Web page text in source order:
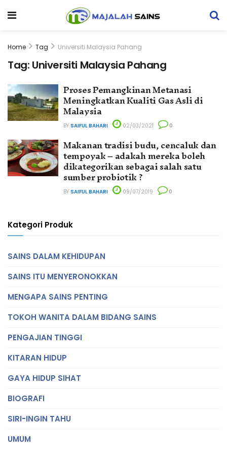
Home Tag Universiti Malaysia Pahang
Tag: Universiti Malaysia Pahang
Proses Pemangkinan Metanasi
Meningkatkan Kualiti Gas Asli di
Malaysia
BY SAIFUL BAHARI 02/03/2021 0
Makanan tradisi budu, cencaluk dan
tempoyak – adakah mereka boleh
dikategorikan sebagai salah satu
sumber probiotik ?
BY SAIFUL BAHARI 09/07/2019 0
Kategori Produk
SAINS DALAM KEHIDUPAN
SAINS ITU MENYERONOKKAN
MENGAPA SAINS PENTING
TOKOH WANITA DALAM BIDANG SAINS
PENGAJIAN TINGGI
KITARAN HIDUP
GAYA HIDUP SIHAT
BIOGRAFI
SIRI-INGIN TAHU
UMUM